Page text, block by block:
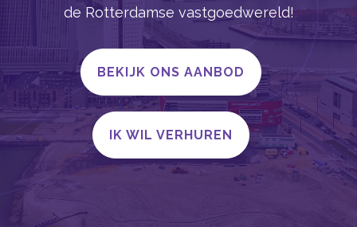
de Rotterdamse vastgoedwereld!
BEKIJK ONS AANBOD
IK WIL VERHUREN